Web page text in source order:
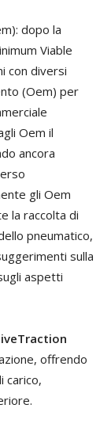
dopo la
Viable
con diversi
(Oem) per
Oem il
ancora
gli Oem
la raccolta di
pneumatico,
sulla
aspetti
offrendo
carico,